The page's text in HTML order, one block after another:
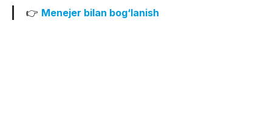
👉 Menejer bilan bog‘lanish